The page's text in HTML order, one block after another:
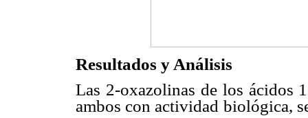
Resultados y Análisis
Las 2-oxazolinas de los ácidos
ambos con actividad biológica,